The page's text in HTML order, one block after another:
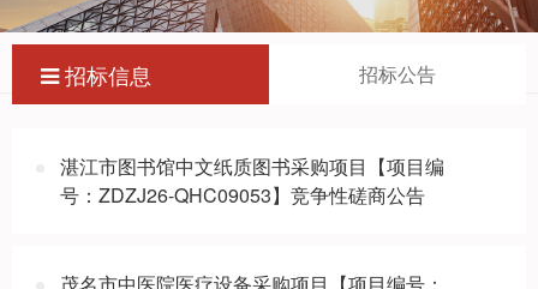
新闻政策
招标信息 招标公告
湛江市图书馆中文纸质图书采购项目【项目编
号：ZDZJ26-QHC09053】竞争性磋商公告